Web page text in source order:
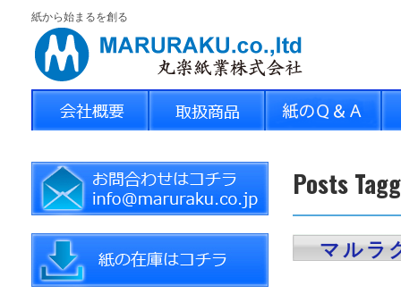
紙から始まるを創る
Posts
マルラ